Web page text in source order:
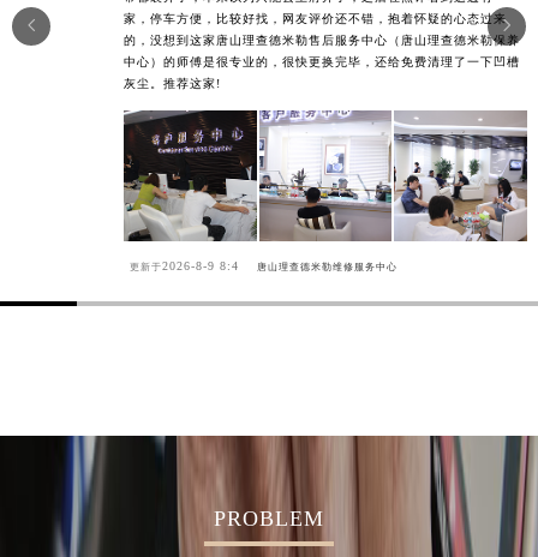
家，停车方便，比较好找，网友评价还不错，抱着怀疑的心态过来
的，没想到这家唐山理查德米勒售后服务中心（唐山理查德米勒保养
中心）的师傅是很专业的，很快更换完毕，还给免费清理了一下凹槽
灰尘。推荐这家!
更新于2026-8-9 8:4 唐山理查德米勒维修服务中心


PROBLEM